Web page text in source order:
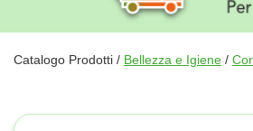
Catalogo Prodotti / Bellezza e Igiene /